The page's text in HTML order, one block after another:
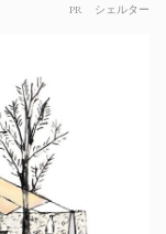
PR シェルター